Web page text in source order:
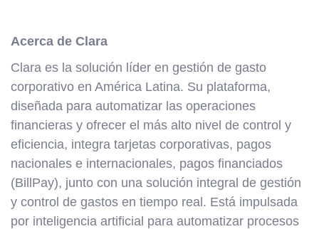
Acerca de Clara
Clara es la solución líder en gestión de gasto
corporativo en América Latina. Su plataforma,
diseñada para automatizar las operaciones
financieras y ofrecer el más alto nivel de control y
eficiencia, integra tarjetas corporativas, pagos
nacionales e internacionales, pagos financiados
(BillPay), junto con una solución integral de gestión
y control de gastos en tiempo real. Está impulsada
por inteligencia artificial para automatizar procesos